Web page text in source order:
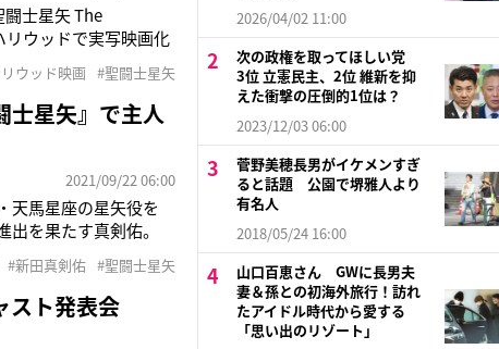
士星矢 The
ウッドで実写映画化
ラザーズ・ムービ
ウッド映画 #聖闘士星矢
星矢』で主人
2021/09/22 06:00
天馬星座の星矢役を
を果たす真剣佑。
異の3,500万部超えを
#新田真剣佑 #聖闘士星矢
スト発表会
2026/04/02 11:00
次の政権を取ってほしい党
3位 立憲民主、2位 維新を抑
えた衝撃の圧倒的1位は？
2023/12/03 06:00
菅野美穂長男がイケメンすぎ
ると話題 公園で堺雅人より
有名人
2018/05/24 16:00
山口百恵さん GWに長男夫
妻＆孫との初海外旅行！訪れ
たアイドル時代から愛する
「思い出のリゾート」